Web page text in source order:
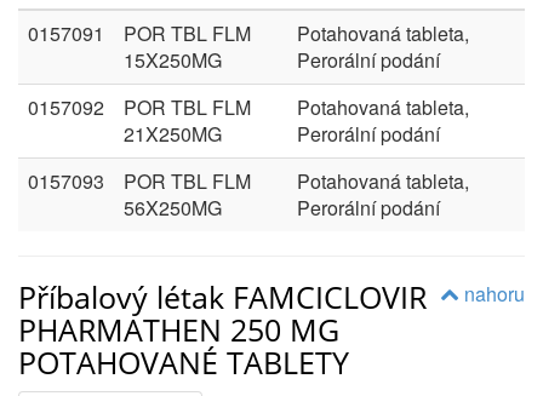
0157091
POR TBL FLM
15X250MG
Potahovaná tableta,
Perorální podání
0157092
POR TBL FLM
21X250MG
Potahovaná tableta,
Perorální podání
0157093
POR TBL FLM
56X250MG
Potahovaná tableta,
Perorální podání
nahoru
Příbalový létak FAMCICLOVIR
PHARMATHEN 250 MG
POTAHOVANÉ TABLETY